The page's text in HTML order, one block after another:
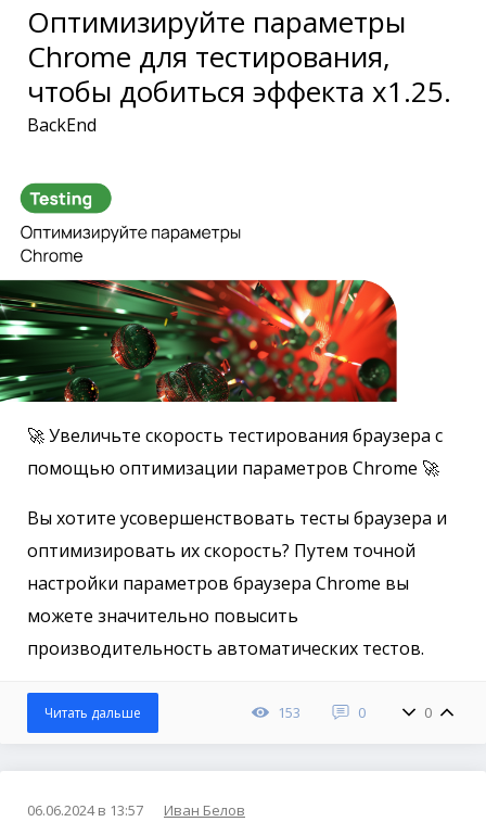
Оптимизируйте параметры
Chrome для тестирования,
чтобы добиться эффекта x1.25.
BackEnd
🚀 Увеличьте скорость тестирования браузера с
помощью оптимизации параметров Chrome 🚀
Вы хотите усовершенствовать тесты браузера и
оптимизировать их скорость? Путем точной
настройки параметров браузера Chrome вы
можете значительно повысить
производительность автоматических тестов.
153 0 0
Читать дальше
06.06.2024 в 13:57 Иван Белов